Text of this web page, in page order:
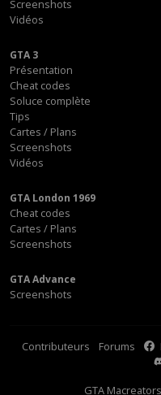
Screenshots
Vidéos
GTA 3
Présentation
Cheat codes
Soluce complète
Tips
Cartes / Plans
Screenshots
Vidéos
GTA London 1969
Cheat codes
Cartes / Plans
Screenshots
GTA Advance
Screenshots
Contributeurs Forums
GTA